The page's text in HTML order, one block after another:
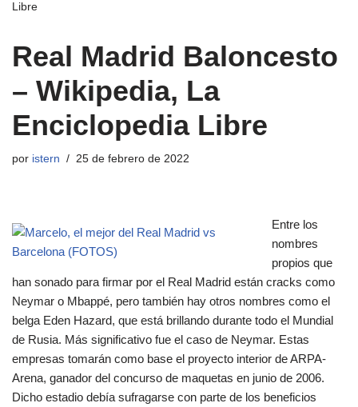
Libre
Real Madrid Baloncesto
– Wikipedia, La
Enciclopedia Libre
por istern 25 de febrero de 2022
Entre los
nombres
propios que
han sonado para firmar por el Real Madrid están cracks como
Neymar o Mbappé, pero también hay otros nombres como el
belga Eden Hazard, que está brillando durante todo el Mundial
de Rusia. Más significativo fue el caso de Neymar. Estas
empresas tomarán como base el proyecto interior de ARPA-
Arena, ganador del concurso de maquetas en junio de 2006.
Dicho estadio debía sufragarse con parte de los beneficios